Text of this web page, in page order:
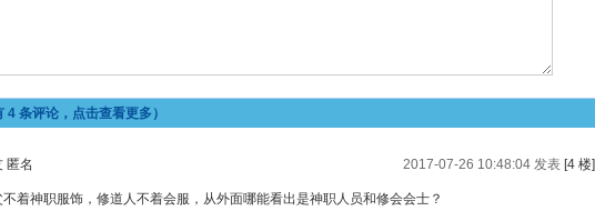
4 条评论，点击查看更多）
匿名 2017-07-26 10:48:04 发表[4 楼]
不着神职服饰，修道人不着会服，从外面哪能看出是神职人员和修会会士？